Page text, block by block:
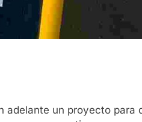
adelante un proyecto para